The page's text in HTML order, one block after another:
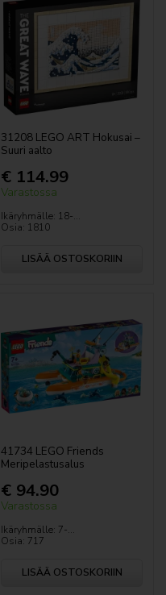
31208 LEGO ART Hokusai –
Suuri aalto
€ 114.99
Varastossa
Ikäryhmälle: 18-...
Osia: 1810
LISÄÄ OSTOSKORIIN
41734 LEGO Friends
Meripelastusalus
€ 94.90
Varastossa
Ikäryhmälle: 7-...
Osia: 717
LISÄÄ OSTOSKORIIN